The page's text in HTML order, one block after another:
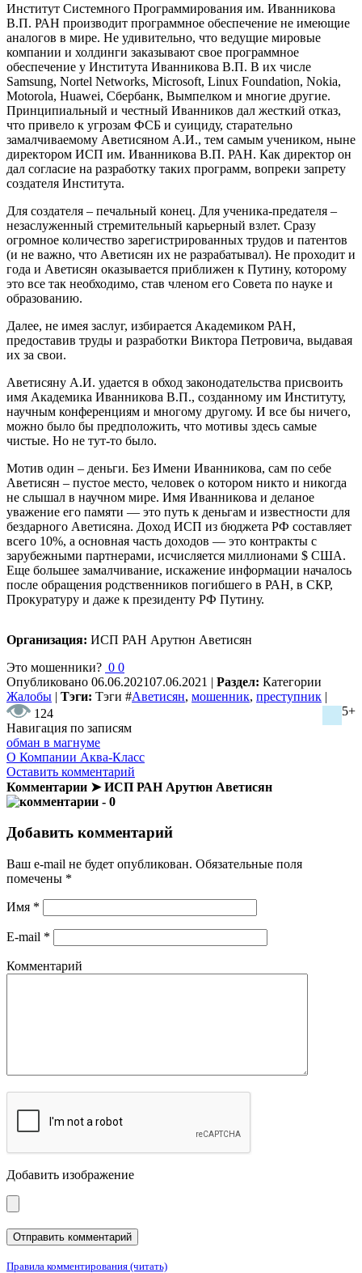
Институт Системного Программирования им. Иванникова
В.П. РАН производит программное обеспечение не имеющие
аналогов в мире. Не удивительно, что ведущие мировые
компании и холдинги заказывают свое программное
обеспечение у Института Иванникова В.П. В их числе
Samsung, Nortel Networks, Microsoft, Linux Foundation, Nokia,
Motorola, Huawei, Сбербанк, Вымпелком и многие другие.
Принципиальный и честный Иванников дал жесткий отказ,
что привело к угрозам ФСБ и суициду, старательно
замалчиваемому Аветисяном А.И., тем самым учеником, ныне
директором ИСП им. Иванникова В.П. РАН. Как директор он
дал согласие на разработку таких программ, вопреки запрету
создателя Института.
Для создателя – печальный конец. Для ученика-предателя –
незаслуженный стремительный карьерный взлет. Сразу
огромное количество зарегистрированных трудов и патентов
(и не важно, что Аветисян их не разрабатывал). Не проходит и
года и Аветисян оказывается приближен к Путину, которому
это все так необходимо, став членом его Совета по науке и
образованию.
Далее, не имея заслуг, избирается Академиком РАН,
предоставив труды и разработки Виктора Петровича, выдавая
их за свои.
Аветисяну А.И. удается в обход законодательства присвоить
имя Академика Иванникова В.П., созданному им Институту,
научным конференциям и многому другому. И все бы ничего,
можно было бы предположить, что мотивы здесь самые
чистые. Но не тут-то было.
Мотив один – деньги. Без Имени Иванникова, сам по себе
Аветисян – пустое место, человек о котором никто и никогда
не слышал в научном мире. Имя Иванникова и деланое
уважение его памяти — это путь к деньгам и известности для
бездарного Аветисяна. Доход ИСП из бюджета РФ составляет
всего 10%, а основная часть доходов — это контракты с
зарубежными партнерами, исчисляется миллионами $ США.
Еще большее замалчивание, искажение информации началось
после обращения родственников погибшего в РАН, в СКР,
Прокуратуру и даже к президенту РФ Путину.
Организация: ИСП РАН Арутюн Аветисян
Это мошенники? 0 0
Опубликовано 06.06.202107.06.2021 | Раздел: Категории
Жалобы | Тэги: Тэги #Аветисян, мошенник, преступник |
124
5+
Навигация по записям
обман в магнуме
О Компании Аква-Класс
Оставить комментарий
Комментарии ➤ ИСП РАН Арутюн Аветисян
- 0
Добавить комментарий
Ваш e-mail не будет опубликован. Обязательные поля
помечены *
Имя *
E-mail *
Комментарий
Добавить изображение
Правила комментирования (читать)